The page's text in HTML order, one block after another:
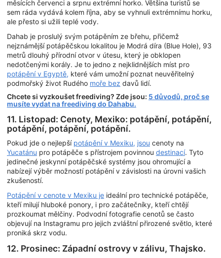
měsících červenci a srpnu extrémní horko. Většina turistů se
sem ráda vydává kolem října, aby se vyhnuli extrémnímu horku,
ale přesto si užili teplé vody.
Dahab je proslulý svým potápěním ze břehu, přičemž
nejznámější potápěčskou lokalitou je Modrá díra (Blue Hole), 93
metrů dlouhý přírodní otvor v útesu, který je obklopen
nedotčenými korály. Je to jedno z nejklidnějších míst pro
potápění v Egyptě, které vám umožní poznat neuvěřitelný
podmořský život Rudého moře bez davů lidí.
Chcete si vyzkoušet freediving? Zde jsou: 5 důvodů, proč se
musíte vydat na freediving do Dahabu.
11. Listopad: Cenoty, Mexiko: potápění, potápění,
potápění, potápění, potápění.
Pokud jde o nejlepší potápění v Mexiku, jsou cenoty na
Yucatánu pro potápěče s přístrojem povinnou destinací. Tyto
jedinečné jeskynní potápěčské systémy jsou ohromující a
nabízejí výběr možností potápění v závislosti na úrovni vašich
zkušeností.
Potápění v cenote v Mexiku je ideální pro technické potápěče,
kteří milují hluboké ponory, i pro začátečníky, kteří chtějí
prozkoumat mělčiny. Podvodní fotografie cenotů se často
objevují na Instagramu pro jejich zvláštní přirozené světlo, které
proniká skrz vodu.
12. Prosinec: Západní ostrovy v zálivu, Thajsko.